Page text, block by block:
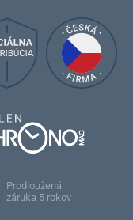
Prodloužená
záruka 5 rokov